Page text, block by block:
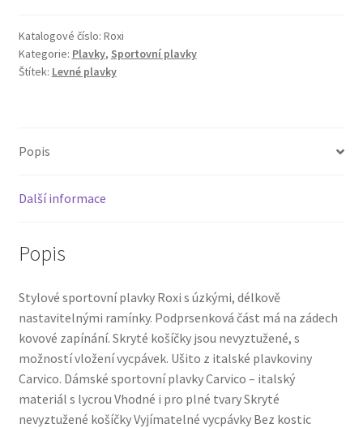
Katalogové číslo: Roxi
Kategorie: Plavky, Sportovní plavky
Štítek: Levné plavky
Popis
Další informace
Popis
Stylové sportovní plavky Roxi s úzkými, délkově
nastavitelnými ramínky. Podprsenková část má na zádech
kovové zapínání. Skryté košíčky jsou nevyztužené, s
možností vložení vycpávek. Ušito z italské plavkoviny
Carvico. Dámské sportovní plavky Carvico – italský
materiál s lycrou Vhodné i pro plné tvary Skryté
nevyztužené košíčky Vyjímatelné vycpávky Bez kostic